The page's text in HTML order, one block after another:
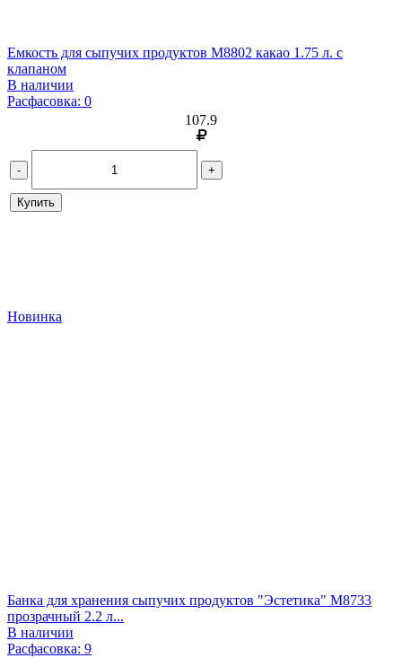
Емкость для сыпучих продуктов М8802 какао 1.75 л. с
клапаном
В наличии
Расфасовка: 0
107.9
- +
Купить
Новинка
Банка для хранения сыпучих продуктов "Эстетика" М8733
прозрачный 2.2 л...
В наличии
Расфасовка: 9